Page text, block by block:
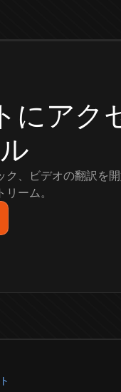
にアク
ク、ビデオの翻訳を
ーム。